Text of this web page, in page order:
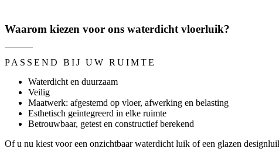
Waarom kiezen voor ons waterdicht vloerluik?
PASSEND BIJ UW RUIMTE
Waterdicht en duurzaam
Veilig
Maatwerk: afgestemd op vloer, afwerking en belasting
Esthetisch geïntegreerd in elke ruimte
Betrouwbaar, getest en constructief berekend
Of u nu kiest voor een onzichtbaar waterdicht luik of een glazen